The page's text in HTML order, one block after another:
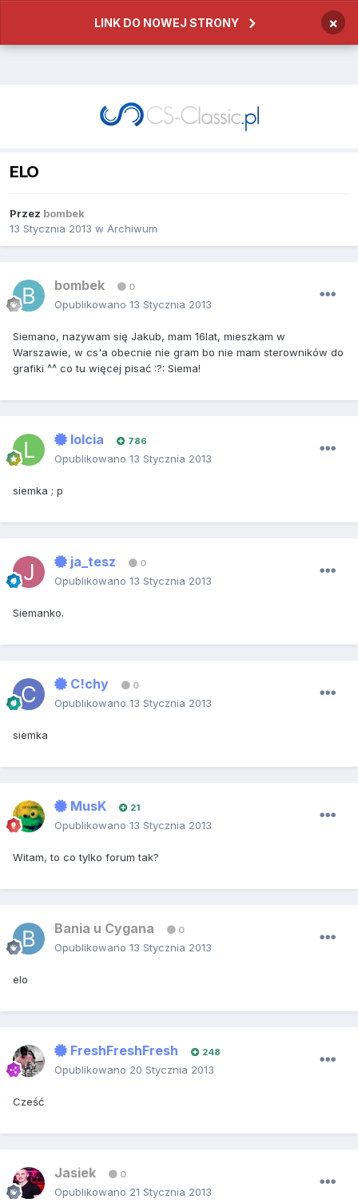
LINK DO NOWEJ STRONY ×
ELO
Przez bombek
13 Stycznia 2013 w Archiwum
bombek 0
Opublikowano 13 Stycznia 2013
Siemano, nazywam się Jakub, mam 16lat, mieszkam w
Warszawie, w cs'a obecnie nie gram bo nie mam sterowników do
grafiki ^^ co tu więcej pisać :?: Siema!
lolcia 786
Opublikowano 13 Stycznia 2013
siemka ; p
ja_tesz 0
Opublikowano 13 Stycznia 2013
Siemanko.
C!chy 0
Opublikowano 13 Stycznia 2013
siemka
MusK 21
Opublikowano 13 Stycznia 2013
Witam, to co tylko forum tak?
Bania u Cygana 0
Opublikowano 13 Stycznia 2013
elo
FreshFreshFresh 248
Opublikowano 20 Stycznia 2013
Cześć
Jasiek 0
Opublikowano 21 Stycznia 2013